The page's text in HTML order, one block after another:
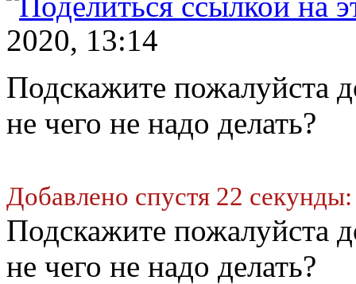
2020, 13:14
Подскажите пожалуйста
не чего не надо делать?
Добавлено спустя 22 секунды:
Подскажите пожалуйста
не чего не надо делать?